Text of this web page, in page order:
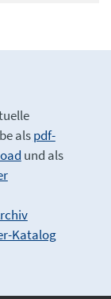
alspdf-
und als
Katalog